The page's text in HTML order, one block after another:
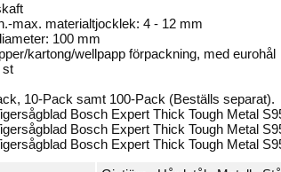
max. materialtjocklek: 4 - 12 mm
100 mm
kartong/wellpapp förpackning, med eurohål
st
10-Pack samt 100-Pack (Beställs separat).
Bosch Expert Thick Tough Metal
Bosch Expert Thick Tough Metal
Bosch Expert Thick Tough Metal